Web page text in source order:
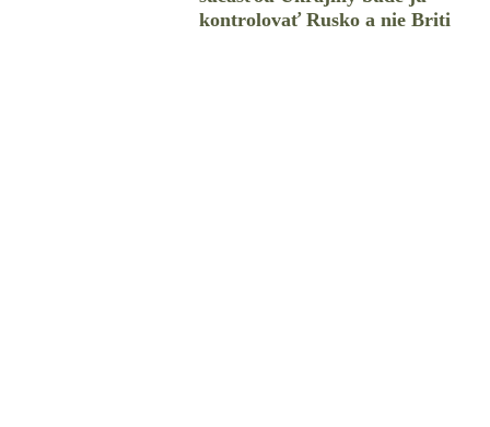
kontrolovať Rusko a nie Briti